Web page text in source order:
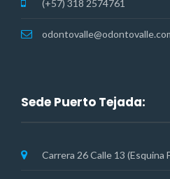
(+57) 318 2574761
Sede Puerto Tejada:
Carrera 26 Calle 13 (Esquina